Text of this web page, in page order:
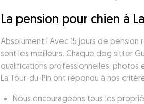
La pension pour chien à
Absolument ! Avec 15 jours de
sont les meilleurs. Chaque dog sitter
qualifications professionnelles, photos
La Tour-du-Pin ont répondu à nos
Nous encourageons tous les